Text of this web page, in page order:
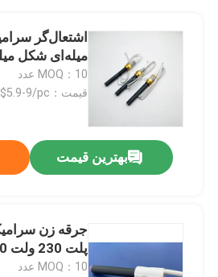
میله‌ای شکل
MOQ：10 عدد
قیمت：US$5.9-9/pc
بهترین قیمت
جرقه زن
پلت 230 ولت 350 وات
MOQ：10 عدد